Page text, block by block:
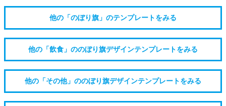
他の「のぼり旗」のテンプレートをみる
他の「飲食」ののぼり旗デザインテンプレートをみる
他の「その他」ののぼり旗デザインテンプレートをみる